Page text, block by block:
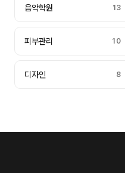
음악학원 13
피부관리 10
디자인 8